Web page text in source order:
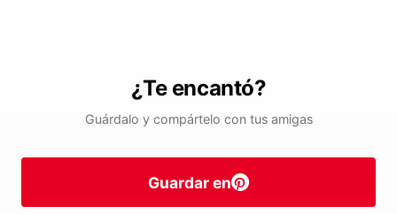
¿Te encantó?
Guárdalo y compártelo con tus amigas
Guardar en